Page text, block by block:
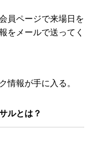
員ページで来場日を
をメールで送ってく
情報が手に入る。
ルとは？